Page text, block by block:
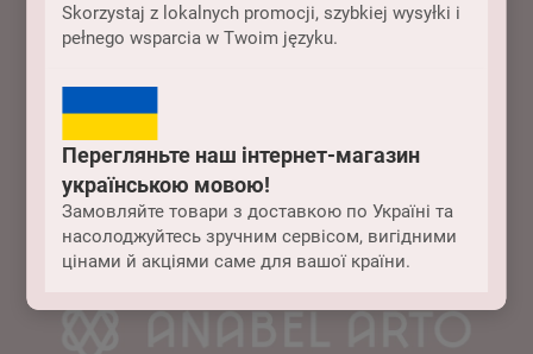
Skorzystaj z lokalnych promocji, szybkiej wysyłki i
pełnego wsparcia w Twoim języku.
Перегляньте наш інтернет-магазин
українською мовою!
Замовляйте товари з доставкою по Україні та
насолоджуйтесь зручним сервісом, вигідними
цінами й акціями саме для вашої країни.